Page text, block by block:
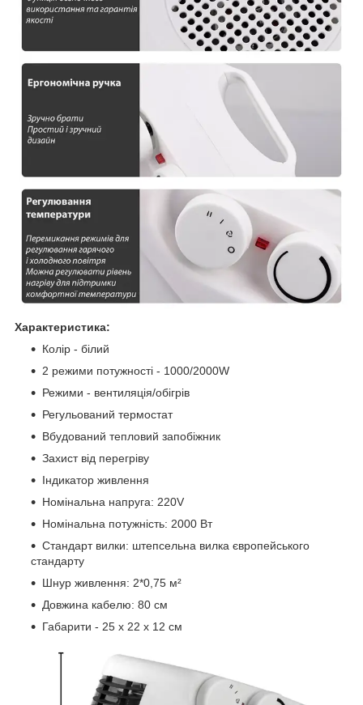
Характеристика:
Колір - білий
2 режими потужності - 1000/2000W
Режими - вентиляція/обігрів
Регульований термостат
Вбудований тепловий запобіжник
Захист від перегріву
Індикатор живлення
Номінальна напруга: 220V
Номінальна потужність: 2000 Вт
Стандарт вилки: штепсельна вилка європейського
стандарту
Шнур живлення: 2*0,75 м²
Довжина кабелю: 80 см
Габарити - 25 x 22 x 12 см